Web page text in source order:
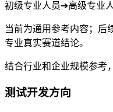
初级专业人员➔高级专业
当前为通用参考内容；后
专业真实赛道结论。
结合行业和企业规模参考
测试开发方向